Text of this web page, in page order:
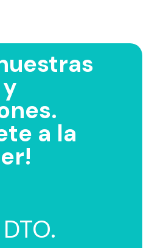
a la
DTO.